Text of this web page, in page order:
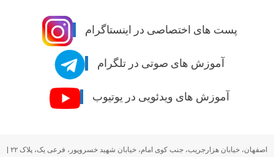
پست های اختصاصی در اینستاگرام
آموزش های صوتی در تلگرام
آموزش های ویدئویی در یوتیوب
اصفهان، خیابان هزارجریب، جنب کوی امام، خیابان شهید خسروپور، فرعی یک، پلاک ۲۲